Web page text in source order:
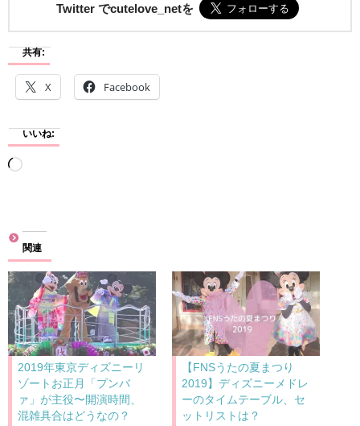
Twitter でcutelove_netを
共有:
X Facebook
いいね:
読
み
中…
関連
2019年東京ディズニーリ
ゾートお正月「プンバ
ァ」が主役〜開演時間、
混雑具合はどうなの？
【FNSうたの夏まつり
2019】ディズニーメドレ
ーのタイムテーブル、セ
ットリストは？